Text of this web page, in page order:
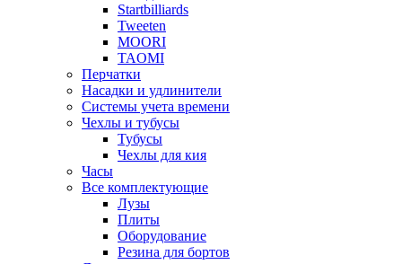
Startbilliards
Tweeten
MOORI
TAOMI
Перчатки
Насадки и удлинители
Системы учета времени
Чехлы и тубусы
Тубусы
Чехлы для кия
Часы
Все комплектующие
Лузы
Плиты
Оборудование
Резина для бортов